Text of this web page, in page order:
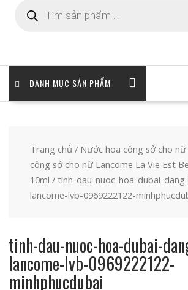
kiếm
sản
DANH MỤC SẢN PHẨM
Trang chủ / Nước hoa công sở cho nữ
công sở cho nữ Lancome La Vie Est
10ml / tinh-dau-nuoc-hoa-dubai-
lancome-lvb-0969222122-
tinh-dau-nuoc-hoa-dubai-
lancome-lvb-0969222122-
minhphucdubai